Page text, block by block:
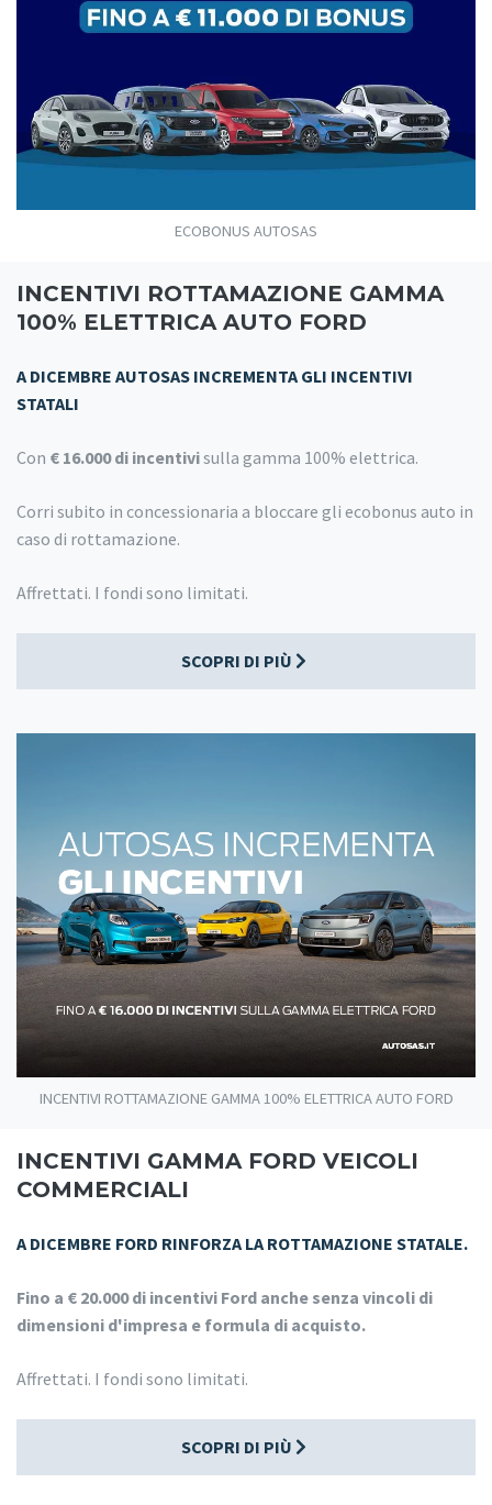
ECOBONUS AUTOSAS
INCENTIVI ROTTAMAZIONE GAMMA
100% ELETTRICA AUTO FORD
A DICEMBRE AUTOSAS INCREMENTA GLI INCENTIVI
STATALI
Con € 16.000 di incentivisulla gamma 100% elettrica.
Corri subito in concessionaria a bloccare gli ecobonus auto in
caso di rottamazione.
Affrettati. I fondi sono limitati.
SCOPRI DI PIÙ
INCENTIVI ROTTAMAZIONE GAMMA 100% ELETTRICA AUTO FORD
INCENTIVI GAMMA FORD VEICOLI
COMMERCIALI
A DICEMBRE FORD RINFORZA LA ROTTAMAZIONE STATALE.
Fino a € 20.000 di incentivi Ford anche senza vincoli di
dimensioni d'impresa e formula di acquisto.
Affrettati. I fondi sono limitati.
SCOPRI DI PIÙ